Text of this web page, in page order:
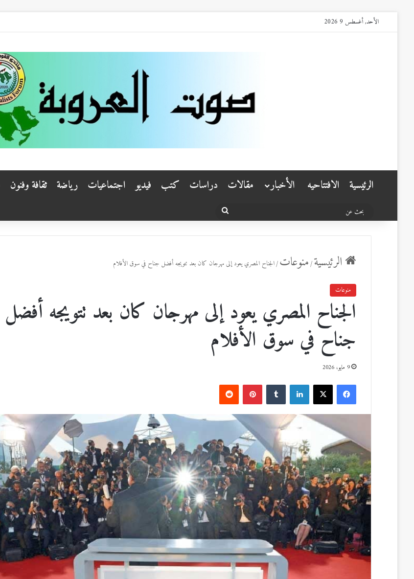
الأحد, أغسطس 9 2026
الرئيسية الافتتاحيه الأخبار مقالات دراسات كتب فيديو اجتماعيات رياضة ثقافة وفنون
بحث
الرئيسية/منوعات/الجناح المصري يعود إلى مهرجان كان بعد تتويجه أفضل جناح في سوق الأفلام
منوعات
الجناح المصري يعود إلى مهرجان كان بعد تتويجه أفضل
جناح في سوق الأفلام
9 مايو، 2026
ي
س
ب
و
ك
X
ي
ن
ك
د
إ
ن
T
u
m
b
l
r
ي
ن
ت
ي
ر
ي
س
R
e
d
d
i
t